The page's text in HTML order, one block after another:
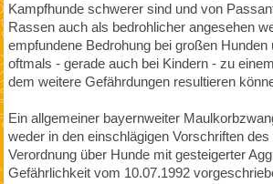
Kampfhunde schwerer sind und von
Rassen auch als bedrohlicher angesehen
empfundene Bedrohung bei großen Hunden
oftmals - gerade auch bei Kindern - zu
dem weitere Gefährdungen resultieren
Ein allgemeiner bayernweiter
weder in den einschlägigen Vorschriften
Verordnung über Hunde mit gesteigerter
Gefährlichkeit vom 10.07.1992